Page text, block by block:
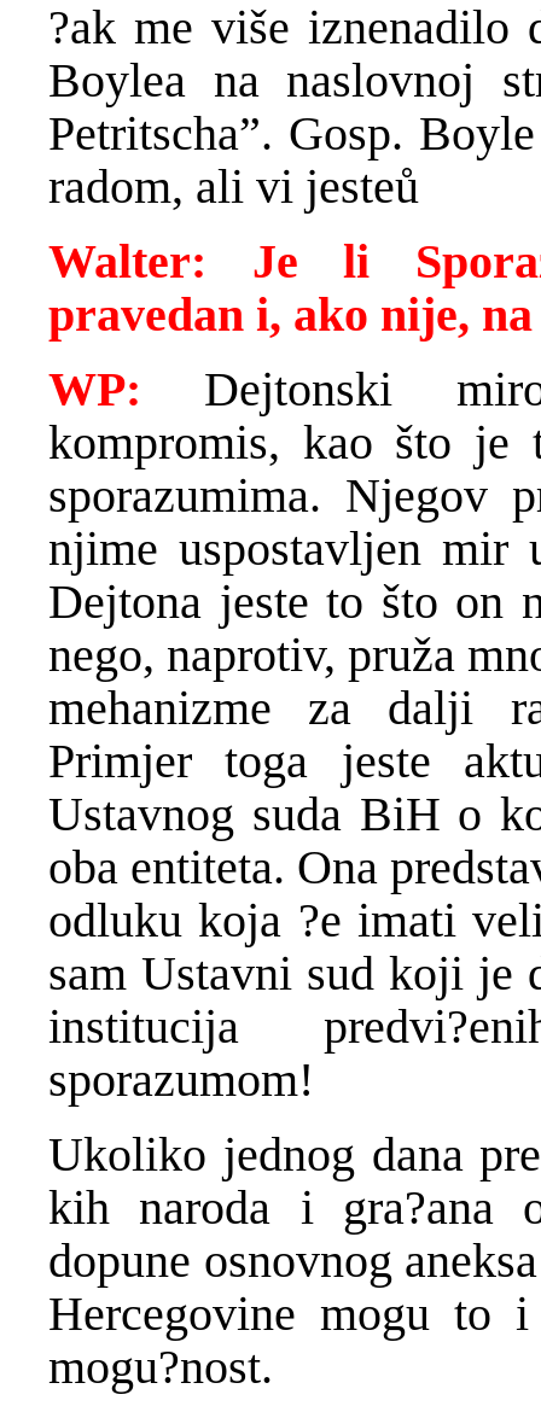
?ak me više iznenadilo
Boylea na naslovnoj
Petritscha”. Gosp.
radom, ali vi jesteů
Walter: Je li
pravedan i, ako nije,
WP: Dejtonski
kompromis, kao što je
sporazumima. Njegov
njime uspostavljen mir
Dejtona jeste to što on
nego, naprotiv, pruža
mehanizme za dalji
Primjer toga jeste
Ustavnog suda BiH o
oba entiteta. Ona
odluku koja ?e imati
sam Ustavni sud koji je
institucija
sporazumom!
Ukoliko jednog dana
kih naroda i gra?ana
dopune osnovnog
Hercegovine mogu to
mogu?nost.